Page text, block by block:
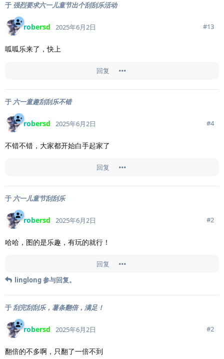
于 强烈要求六一儿童节出个刮刮乐活动
robersd 2025年6月2日 #13
呱呱乐来了，快上
回复
于 六一童趣刮刮乐不错
robersd 2025年6月2日 #4
不错不错，大家都开始白手起家了
回复
于 六一儿童节刮刮乐
robersd 2025年6月2日 #2
哈哈，图的是乐趣，有玩的就行！
回复
linglong参与回复。
于 刮完刮刮乐，薯条翻倍，满足！
robersd 2025年6月2日 #2
翻倍的不多啊，只翻了一倍不到